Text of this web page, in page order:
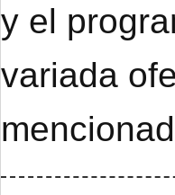
y el
variada